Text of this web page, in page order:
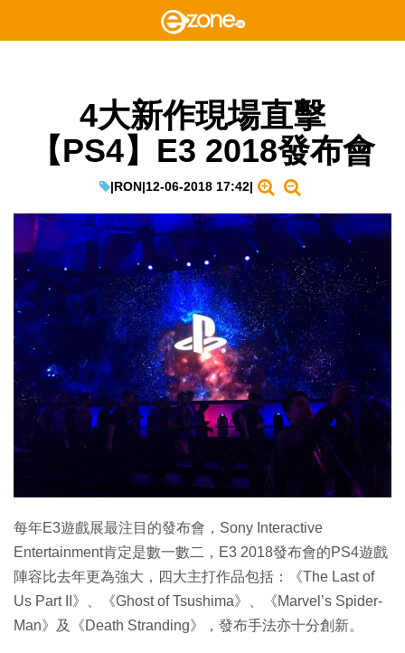
4大新作現場直擊
【PS4】E3 2018發布會
|RON|12-06-2018 17:42|
每年E3遊戲展最注目的發布會，Sony Interactive
Entertainment肯定是數一數二，E3 2018發布會的PS4遊戲
陣容比去年更為強大，四大主打作品包括：《The Last of
Us Part II》、《Ghost of Tsushima》、《Marvel’s Spider-
Man》及《Death Stranding》，發布手法亦十分創新。